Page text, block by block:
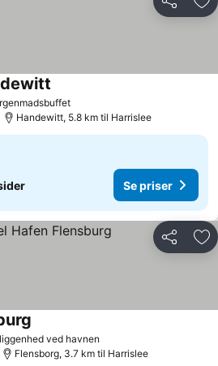
Del
Handewitt, 5.8 km til Harrislee
Se priser
Del
ved havnen
Flensborg, 3.7 km til Harrislee